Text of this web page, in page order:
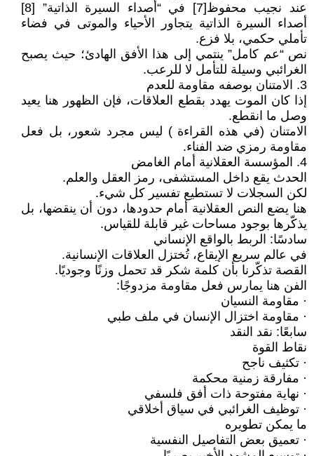
عند نجيب محفوظ[7] في “أصداء السيرة الذاتية” [8]
أصداء السيرة الذاتية يتجاور الأحياء والموتى في فضاء
تأملي حكمي، بلا فزع.
نص “عم كامل” ينتمي إلى هذا الأفق الهادئ؛ حيث يصبح
الغرائبي وسيلة للتأمل لا للرعب.
3. الامتنان بوصفه مقاومة للعدم
إذا كان الموت يهدد بقطع العلاقات، فإن الظهور هنا يعيد
وصل ما انقطع.
الامتنان (في هذه القراءة ) ليس مجرد شعور، بل فعل
مقاومة رمزي ضد الفناء.
4. المؤسسة العقلانية أمام الغامض
الحدث يقع داخل المستشفى، رمز العقل والعلم.
لكن السجلات لا تستطيع تفسير كل شيء.
هنا يضع النص العقلانية أمام حدودها، دون أن ينقضها، بل
يذكّرها بوجود مساحات غير قابلة للقياس.
سادسًا: الربط بالواقع الإنساني
في عالم سريع الإيقاع، تُختزل العلاقات الإنسانية.
القصة تذكّرنا بأن كلمة شكر قد تحمل وزنًا وجوديًا.
الفن هنا يمارس فعل مقاومة مزدوجًا:
· مقاومة النسيان
· مقاومة اختزال الإنسان في ملف طبي
سابعًا: نقد النقد
نقاط القوة
· تكثيف ناجح
· مفارقة زمنية محكمة
· نهاية مفتوحة ذات أفق فلسفي
· توظيف الغرائبي في سياق أخلاقي
ما يمكن تطويره
· تعميق بعض التفاصيل النفسية